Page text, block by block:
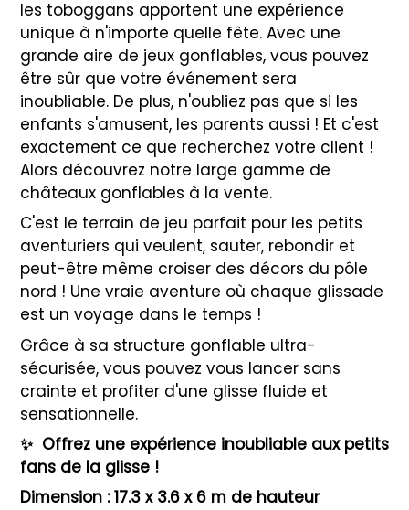
les toboggans apportent une expérience
unique à n'importe quelle fête. Avec une
grande aire de jeux gonflables, vous pouvez
être sûr que votre événement sera
inoubliable. De plus, n'oubliez pas que si les
enfants s'amusent, les parents aussi ! Et c'est
exactement ce que recherchez votre client !
Alors découvrez notre large gamme de
châteaux gonflables à la vente.
C'est le terrain de jeu parfait pour les petits
aventuriers qui veulent, sauter, rebondir et
peut-être même croiser des décors du pôle
nord ! Une vraie aventure où chaque glissade
est un voyage dans le temps !
Grâce à sa structure gonflable ultra-
sécurisée, vous pouvez vous lancer sans
crainte et profiter d'une glisse fluide et
sensationnelle.
✨ Offrez une expérience inoubliable aux petits
fans de la glisse !
Dimension : 17.3 x 3.6 x 6 m de hauteur